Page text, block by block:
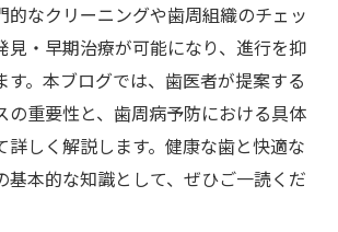
的なクリーニングや歯周組織のチェッ
見・早期治療が可能になり、進行を抑
す。本ブログでは、歯医者が提案する
の重要性と、歯周病予防における具体
詳しく解説します。健康な歯と快適な
基本的な知識として、ぜひご一読くだ